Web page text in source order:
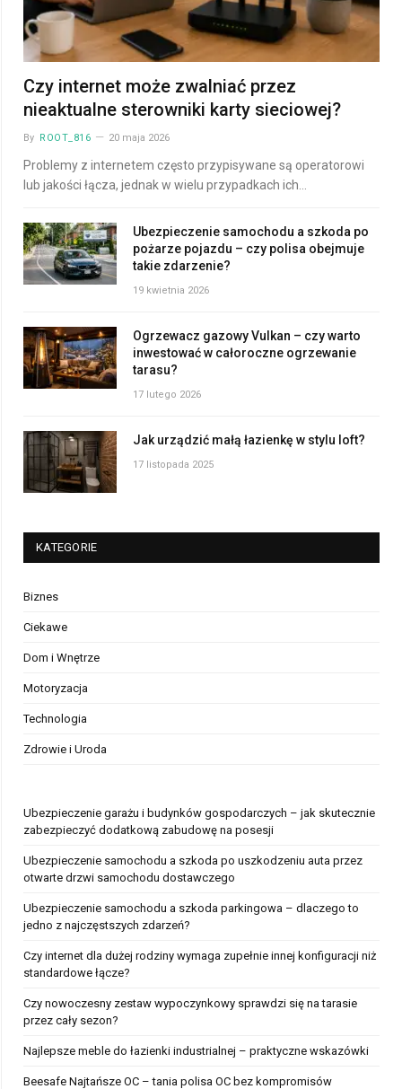
Czy internet może zwalniać przez
nieaktualne sterowniki karty sieciowej?
By ROOT_816 20 maja 2026
Problemy z internetem często przypisywane są operatorowi
lub jakości łącza, jednak w wielu przypadkach ich…
Ubezpieczenie samochodu a szkoda po
pożarze pojazdu – czy polisa obejmuje
takie zdarzenie?
19 kwietnia 2026
Ogrzewacz gazowy Vulkan – czy warto
inwestować w całoroczne ogrzewanie
tarasu?
17 lutego 2026
Jak urządzić małą łazienkę w stylu loft?
17 listopada 2025
KATEGORIE
Biznes
Ciekawe
Dom i Wnętrze
Motoryzacja
Technologia
Zdrowie i Uroda
Ubezpieczenie garażu i budynków gospodarczych – jak skutecznie
zabezpieczyć dodatkową zabudowę na posesji
Ubezpieczenie samochodu a szkoda po uszkodzeniu auta przez
otwarte drzwi samochodu dostawczego
Ubezpieczenie samochodu a szkoda parkingowa – dlaczego to
jedno z najczęstszych zdarzeń?
Czy internet dla dużej rodziny wymaga zupełnie innej konfiguracji niż
standardowe łącze?
Czy nowoczesny zestaw wypoczynkowy sprawdzi się na tarasie
przez cały sezon?
Najlepsze meble do łazienki industrialnej – praktyczne wskazówki
Beesafe Najtańsze OC – tania polisa OC bez kompromisów